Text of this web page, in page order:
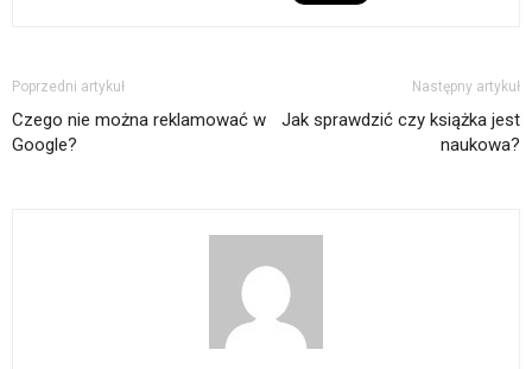
Poprzedni artykuł
Czego nie można reklamować w
Google?
Następny artykuł
Jak sprawdzić czy książka jest
naukowa?